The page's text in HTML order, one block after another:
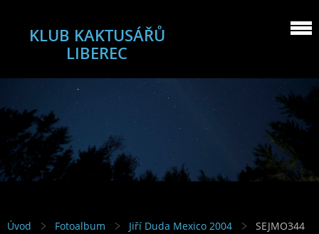
KLUB KAKTUSÁŘŮ
LIBEREC
Úvod Fotoalbum Jiří Duda Mexico 2004 SEJMO344